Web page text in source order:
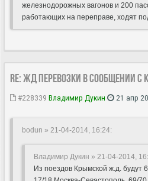
железнодорожных вагонов и 200
работающих на переправе, ходят
Re: ЖД перевозки в сообщении с
#228339 Владимир Дукин 21 апр
bodun » 21-04-2014, 16:24:
Владимир Дукин » 21-04-2014,
Из поездов Крымской ж.д.